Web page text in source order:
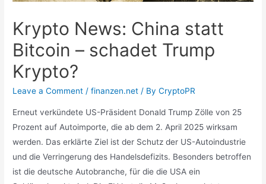
Krypto News: China statt
Bitcoin – schadet Trump
Krypto?
Leave a Comment /finanzen.net / ByCryptoPR
Erneut verkündete US-Präsident Donald Trump Zölle von 25
Prozent auf Autoimporte, die ab dem 2. April 2025 wirksam
werden. Das erklärte Ziel ist der Schutz der US-Autoindustrie
und die Verringerung des Handelsdefizits. Besonders betroffen
ist die deutsche Autobranche, für die die USA ein